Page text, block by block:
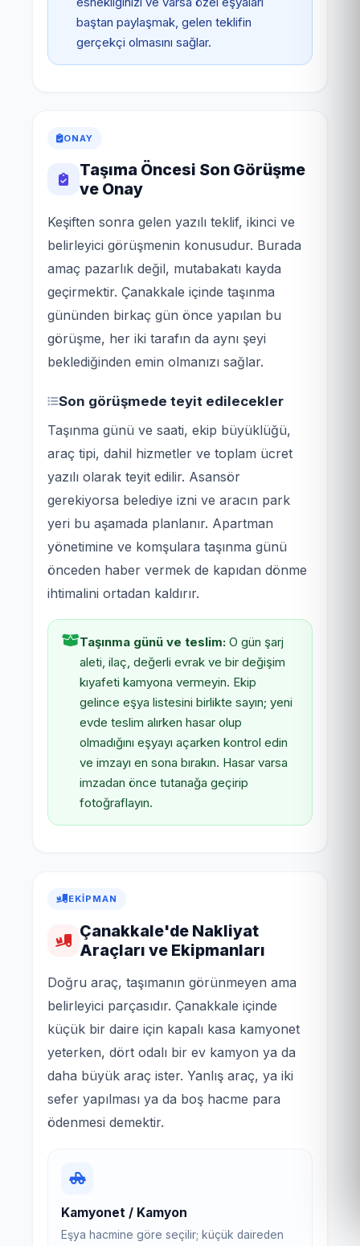
baştan paylaşmak, gelen teklifin
gerçekçi olmasını sağlar.
ONAY
Taşıma Öncesi Son Görüşme
ve Onay
Keşiften sonra gelen yazılı teklif, ikinci ve
belirleyici görüşmenin konusudur. Burada
amaç pazarlık değil, mutabakatı kayda
geçirmektir. Çanakkale içinde taşınma
gününden birkaç gün önce yapılan bu
görüşme, her iki tarafın da aynı şeyi
beklediğinden emin olmanızı sağlar.
Son görüşmede teyit edilecekler
Taşınma günü ve saati, ekip büyüklüğü,
araç tipi, dahil hizmetler ve toplam ücret
yazılı olarak teyit edilir. Asansör
gerekiyorsa belediye izni ve aracın park
yeri bu aşamada planlanır. Apartman
yönetimine ve komşulara taşınma günü
önceden haber vermek de kapıdan dönme
ihtimalini ortadan kaldırır.
Taşınma günü ve teslim: O gün şarj
aleti, ilaç, değerli evrak ve bir değişim
kıyafeti kamyona vermeyin. Ekip
gelince eşya listesini birlikte sayın; yeni
evde teslim alırken hasar olup
olmadığını eşyayı açarken kontrol edin
ve imzayı en sona bırakın. Hasar varsa
imzadan önce tutanağa geçirip
fotoğraflayın.
EKIPMAN
Çanakkale'de Nakliyat
Araçları ve Ekipmanları
Doğru araç, taşımanın görünmeyen ama
belirleyici parçasıdır. Çanakkale içinde
küçük bir daire için kapalı kasa kamyonet
yeterken, dört odalı bir ev kamyon ya da
daha büyük araç ister. Yanlış araç, ya iki
sefer yapılması ya da boş hacme para
ödenmesi demektir.
Kamyonet / Kamyon
Eşya hacmine göre seçilir; küçük daireden